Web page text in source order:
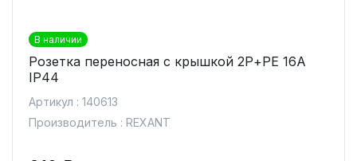
В наличии
Розетка переносная с крышкой 2Р+РЕ 16А
IP44
Артикул : 140613
Производитель : REXANT